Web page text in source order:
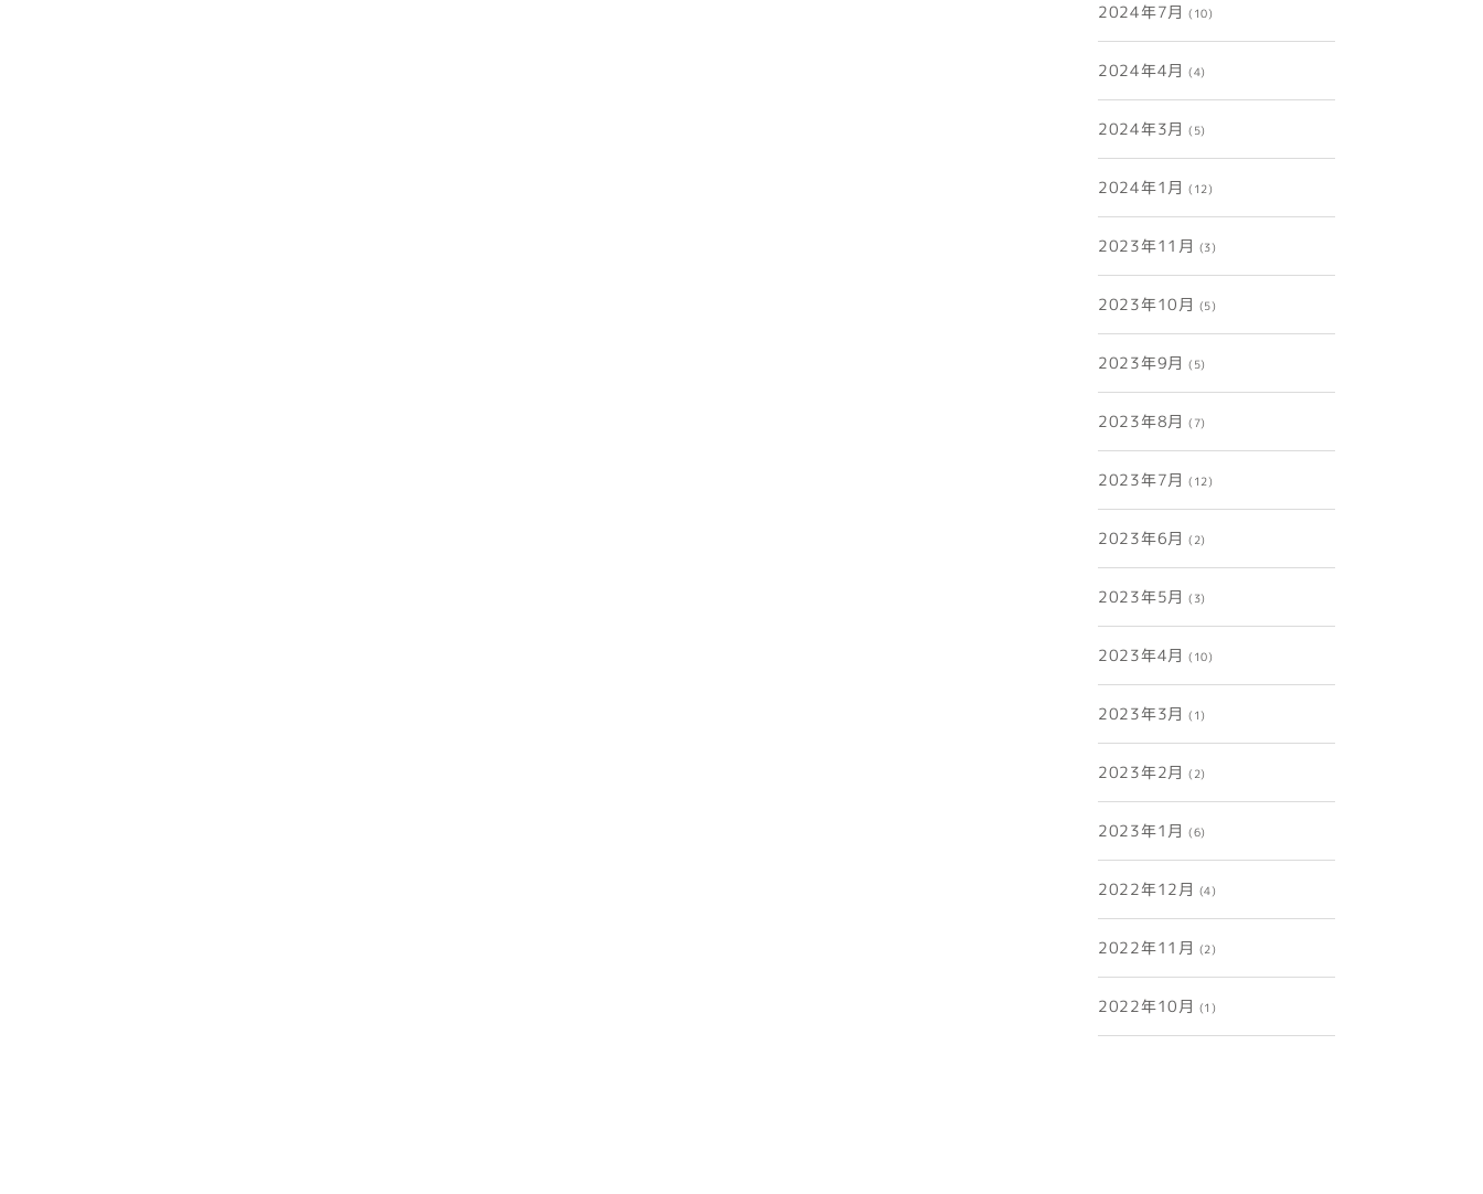
2024年7月 (10)
2024年4月 (4)
2024年3月 (5)
2024年1月 (12)
2023年11月 (3)
2023年10月 (5)
2023年9月 (5)
2023年8月 (7)
2023年7月 (12)
2023年6月 (2)
2023年5月 (3)
2023年4月 (10)
2023年3月 (1)
2023年2月 (2)
2023年1月 (6)
2022年12月 (4)
2022年11月 (2)
2022年10月 (1)